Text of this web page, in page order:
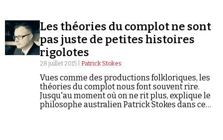
Faire un don
Les théories du complot ne sont
pas juste de petites histoires
rigolotes
28 juillet 2015 | Patrick Stokes
Vues comme des productions folkloriques, les
théories du complot nous font souvent rire.
Jusqu'au moment où on ne rit plus, explique le
philosophe australien Patrick Stokes dans ce